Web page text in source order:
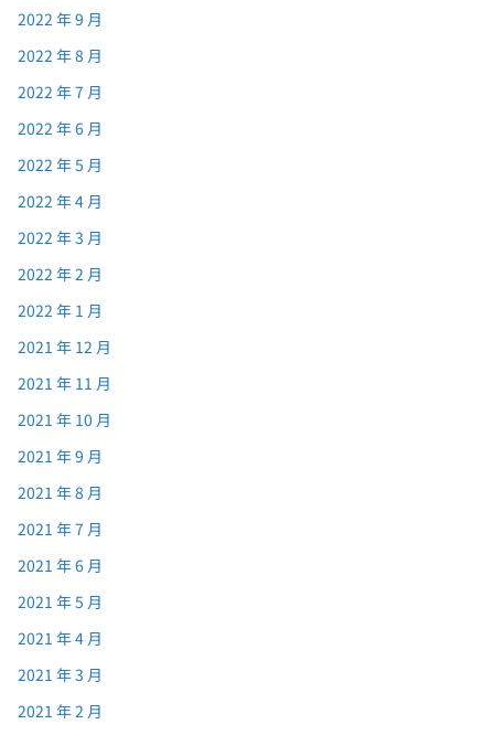
2022 年 9 月
2022 年 8 月
2022 年 7 月
2022 年 6 月
2022 年 5 月
2022 年 4 月
2022 年 3 月
2022 年 2 月
2022 年 1 月
2021 年 12 月
2021 年 11 月
2021 年 10 月
2021 年 9 月
2021 年 8 月
2021 年 7 月
2021 年 6 月
2021 年 5 月
2021 年 4 月
2021 年 3 月
2021 年 2 月